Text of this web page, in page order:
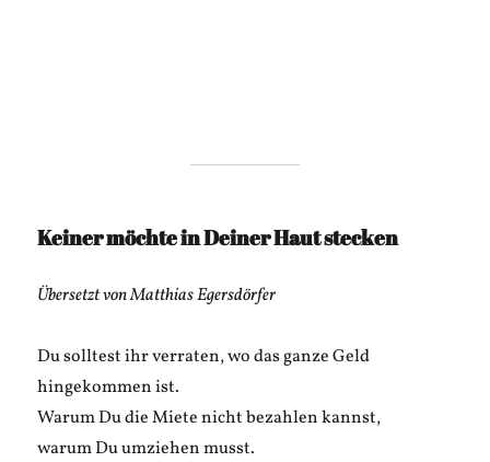
Keiner möchte in Deiner Haut stecken
Übersetzt von Matthias Egersdörfer
Du solltest ihr verraten, wo das ganze Geld
hingekommen ist.
Warum Du die Miete nicht bezahlen kannst,
warum Du umziehen musst.